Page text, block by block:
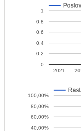
2021.
0
0,2
0,4
0,6
0,8
1
40,00%
60,00%
80,00%
100,00%